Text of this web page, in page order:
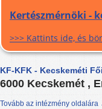
Kertészmérnöki -
>>> Kattints ide, és
KF-KFK - Kecskeméti
6000 Kecskemét ,
Tovább az intézmény oldalára